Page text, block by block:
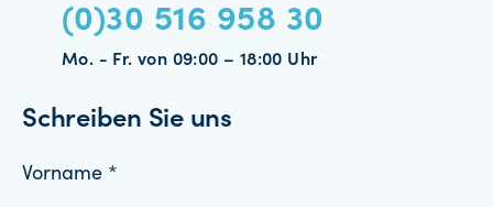
(0)30 516 958 30
Mo. - Fr. von 09:00 – 18:00 Uhr
Schreiben Sie uns
Vorname *